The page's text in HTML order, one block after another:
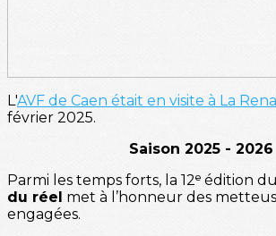
L'AVF de Caen était en visite à La
février 2025.
Saison 2025 - 2026
Parmi les temps forts, la 12ᵉ édition
du réel met à l’honneur des
engagées.